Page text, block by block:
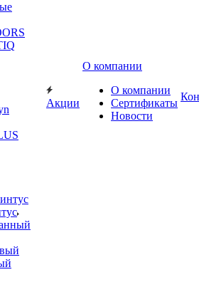
Акции
О компании
О компании
Сертификаты
Новости